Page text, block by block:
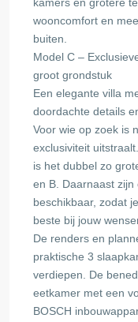
kamers en grotere
wooncomfort en
buiten.
Model C –
groot grondstuk
Een elegante villa
doordachte details
Voor wie op zoek is
exclusiviteit
is het dubbel zo
en B. Daarnaast
beschikbaar, zodat
beste bij jouw
De renders en
praktische 3
verdiepen. De
eetkamer met een
BOSCH